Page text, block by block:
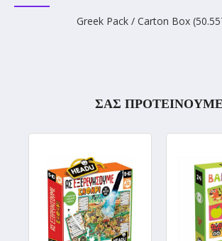
Greek Pack / Carton Box
ΣΑΣ ΠΡΟΤΕΙΝΟΥΜΕ